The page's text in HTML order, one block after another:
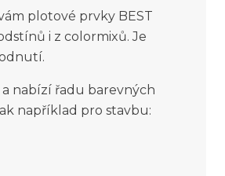
plotové prvky BEST
i z colormixů. Je
a nabízí řadu barevných
například pro stavbu: